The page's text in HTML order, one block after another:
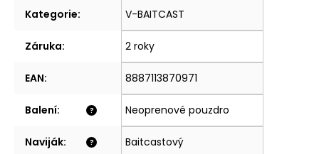
Kategorie: V-BAITCAST
Záruka: 2 roky
EAN: 8887113870971
?
Balení: Neoprenové pouzdro
?
Naviják: Baitcastový